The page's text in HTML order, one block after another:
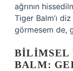
ağrının
Tiger Balm’ı
görmesem de,
BILIMSEL
BALM: